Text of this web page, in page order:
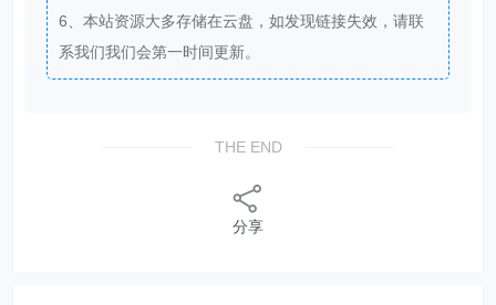
6、本站资源大多存储在云盘，如发现链接失效，请联
系我们我们会第一时间更新。
THE END
分享